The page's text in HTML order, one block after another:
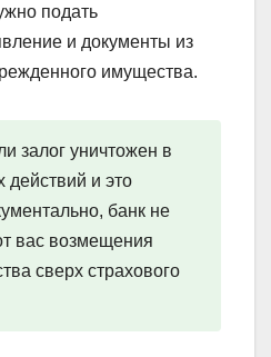
подать
и документы из
имущества.
залог уничтожен в
действий и это
банк не
вас возмещения
сверх страхового